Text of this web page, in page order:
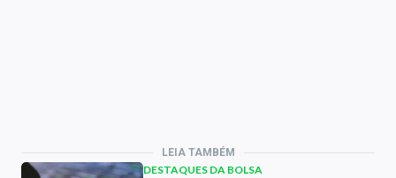
LEIA TAMBÉM
DESTAQUES DA BOLSA